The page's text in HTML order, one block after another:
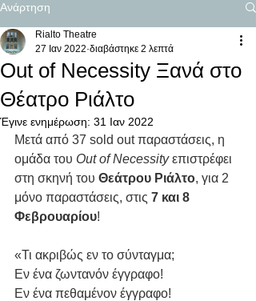
Ανάρτηση
Out of Necessity Ξανά στο
Θέατρο Ριάλτο
Rialto Theatre
27 Ιαν 2022 διαβάστηκε 2 λεπτά
Έγινε ενημέρωση: 31 Ιαν 2022
Μετά από 37 sold out παραστάσεις, η
ομάδα του Out of Necessity επιστρέφει
στη σκηνή του Θεάτρου Ριάλτο, για 2
μόνο παραστάσεις, στις 7 και 8
Φεβρουαρίου!
«Τι ακριβώς εν το σύνταγμα;
Εν ένα ζωντανόν έγγραφο!
Εν ένα πεθαμένον έγγραφο!